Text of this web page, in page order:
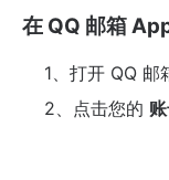
在 QQ 邮箱
1、打开 QQ 邮
2、点击您的